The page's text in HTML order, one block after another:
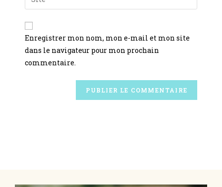
Enregistrer mon nom, mon e-mail et mon site
dans le navigateur pour mon prochain
commentaire.